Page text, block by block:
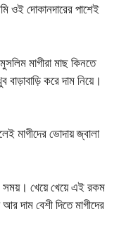
ওই দোকানদারের পাশেই
মাগীরা মাছ কিনতে
করে দাম নিয়ে।
মাগীদের ভোদায় জ্বালা
সময়। খেয়ে খেয়ে এই রকম
দাম বেশী দিতে মাগীদের